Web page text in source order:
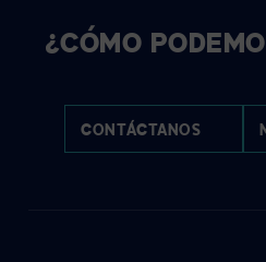
¿CÓMO
CONTÁCTANOS